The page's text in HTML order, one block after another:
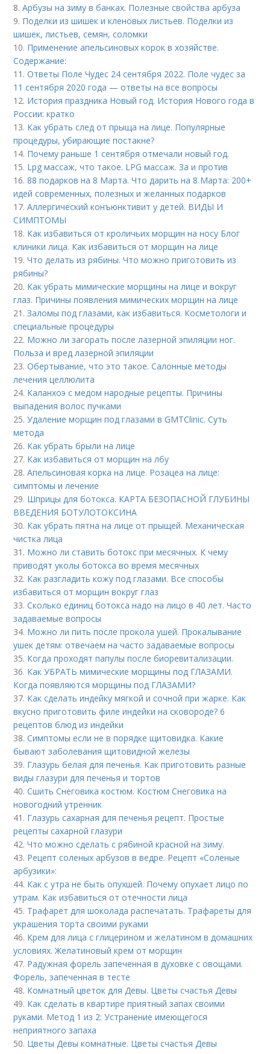
8.Арбузы на зиму в банках. Полезные свойства арбуза
9. Поделки из шишек и кленовых листьев. Поделки из
шишек, листьев, семян, соломки
10. Применение апельсиновых корок в хозяйстве.
Содержание:
11.Ответы Поле Чудес 24 сентября 2022. Поле чудес за
11 сентября 2020 года — ответы на все вопросы
12. История праздника Новый год. История Нового года в
России: кратко
13. Как убрать след от прыща на лице. Популярные
процедуры, убирающие постакне?
14. Почему раньше 1 сентября отмечали новый год.
15. Lpg массаж, что такое. LPG массаж. За и против
16.88 подарков на 8 Марта. Что дарить на 8 Марта: 200+
идей современных, полезных и желанных подарков
17.Аллергический конъюнктивит у детей. ВИДЫ И
СИМПТОМЫ
18. Как избавиться от кроличьих морщин на носу Блог
клиники лица. Как избавиться от морщин на лице
19.Что делать из рябины. Что можно приготовить из
рябины?
20. Как убрать мимические морщины на лице и вокруг
глаз. Причины появления мимических морщин на лице
21.Заломы под глазами, как избавиться. Косметологи и
специальные процедуры
22. Можно ли загорать после лазерной эпиляции ног.
Польза и вред лазерной эпиляции
23.Обертывание, что это такое. Салонные методы
лечения целлюлита
24. Каланхоэ с медом народные рецепты. Причины
выпадения волос пучками
25.Удаление морщин под глазами в GMTClinic. Суть
метода
26. Как убрать брыли на лице
27. Как избавиться от морщин на лбу
28.Апельсиновая корка на лице. Розацеа на лице:
симптомы и лечение
29. Шприцы для ботокса. КАРТА БЕЗОПАСНОЙ ГЛУБИНЫ
ВВЕДЕНИЯ БОТУЛОТОКСИНА
30. Как убрать пятна на лице от прыщей. Механическая
чистка лица
31. Можно ли ставить ботокс при месячных. К чему
приводят уколы ботокса во время месячных
32. Как разгладить кожу под глазами. Все способы
избавиться от морщин вокруг глаз
33.Сколько единиц ботокса надо на лицо в 40 лет. Часто
задаваемые вопросы
34. Можно ли пить после прокола ушей. Прокалывание
ушек детям: отвечаем на часто задаваемые вопросы
35. Когда проходят папулы после биоревитализации.
36. Как УБРАТЬ мимические морщины под ГЛАЗАМИ.
Когда появляются морщины под ГЛАЗАМИ?
37. Как сделать индейку мягкой и сочной при жарке. Как
вкусно приготовить филе индейки на сковороде? 6
рецептов блюд из индейки
38.Симптомы если не в порядке щитовидка. Какие
бывают заболевания щитовидной железы
39. Глазурь белая для печенья. Как приготовить разные
виды глазури для печенья и тортов
40.Сшить Снеговика костюм. Костюм Снеговика на
новогодний утренник
41. Глазурь сахарная для печенья рецепт. Простые
рецепты сахарной глазури
42.Что можно сделать с рябиной красной на зиму.
43. Рецепт соленых арбузов в ведре. Рецепт «Соленые
арбузики»:
44. Как с утра не быть опухшей. Почему опухает лицо по
утрам. Как избавиться от отечности лица
45. Трафарет для шоколада распечатать. Трафареты для
украшения торта своими руками
46. Крем для лица с глицерином и желатином в домашних
условиях. Желатиновый крем от морщин
47. Радужная форель запеченная в духовке с овощами.
Форель, запеченная в тесте
48. Комнатный цветок для Девы. Цветы счастья Девы
49. Как сделать в квартире приятный запах своими
руками. Метод 1 из 2: Устранение имеющегося
неприятного запаха
50. Цветы Девы комнатные. Цветы счастья Девы